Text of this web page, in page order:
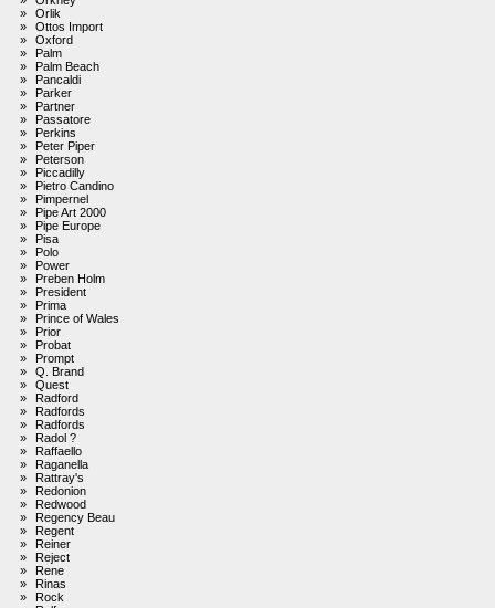
»
Orlik
»
Ottos Import
»
Oxford
»
Palm
»
Palm Beach
»
Pancaldi
»
Parker
»
Partner
»
Passatore
»
Perkins
»
Peter Piper
»
Peterson
»
Piccadilly
»
Pietro Candino
»
Pimpernel
»
Pipe Art 2000
»
Pipe Europe
»
Pisa
»
Polo
»
Power
»
Preben Holm
»
President
»
Prima
»
Prince of Wales
»
Prior
»
Probat
»
Prompt
»
Q. Brand
»
Quest
»
Radford
»
Radfords
»
Radfords
»
Radol ?
»
Raffaello
»
Raganella
»
Rattray's
»
Redonion
»
Redwood
»
Regency Beau
»
Regent
»
Reiner
»
Reject
»
Rene
»
Rinas
»
Rock